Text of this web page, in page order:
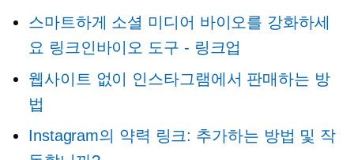
스마트하게 소셜 미디어 바이오를 강화하세
요 링크인바이오 도구 - 링크업
웹사이트 없이 인스타그램에서 판매하는 방
법
Instagram의 약력 링크: 추가하는 방법 및 작